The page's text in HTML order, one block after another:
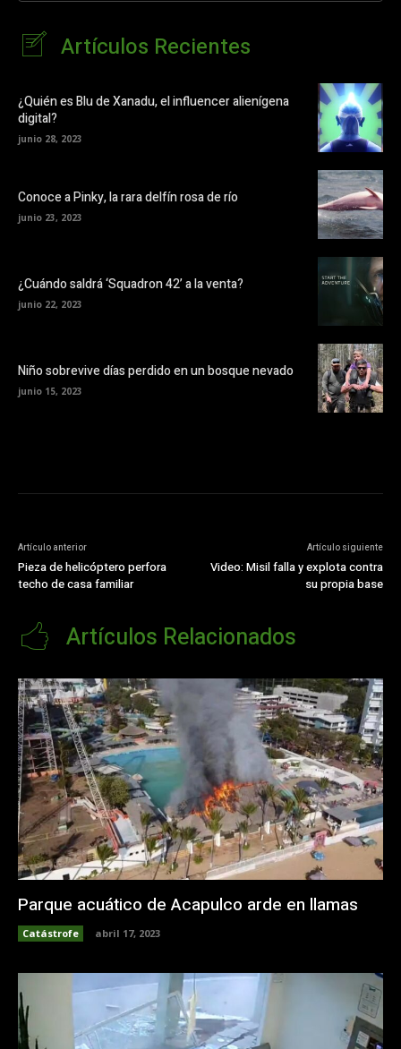
Artículos Recientes
¿Quién es Blu de Xanadu, el influencer alienígena
digital?
junio 28, 2023
Conoce a Pinky, la rara delfín rosa de río
junio 23, 2023
¿Cuándo saldrá ‘Squadron 42’ a la venta?
junio 22, 2023
Niño sobrevive días perdido en un bosque nevado
junio 15, 2023
Artículo anterior
Pieza de helicóptero perfora
techo de casa familiar
Artículo siguiente
Video: Misil falla y explota contra
su propia base
Artículos Relacionados
Parque acuático de Acapulco arde en llamas
Catástrofe abril 17, 2023